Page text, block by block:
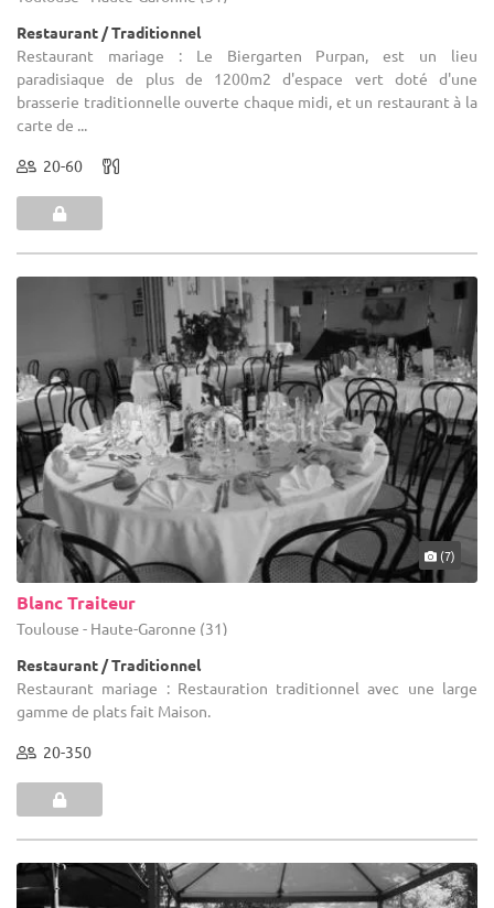
Restaurant / Traditionnel
Restaurant mariage : Le Biergarten Purpan, est un lieu
paradisiaque de plus de 1200m2 d'espace vert doté d'une
brasserie traditionnelle ouverte chaque midi, et un restaurant à la
carte de ...
20-60
(7)
Blanc Traiteur
Toulouse - Haute-Garonne (31)
Restaurant / Traditionnel
Restaurant mariage : Restauration traditionnel avec une large
gamme de plats fait Maison.
20-350